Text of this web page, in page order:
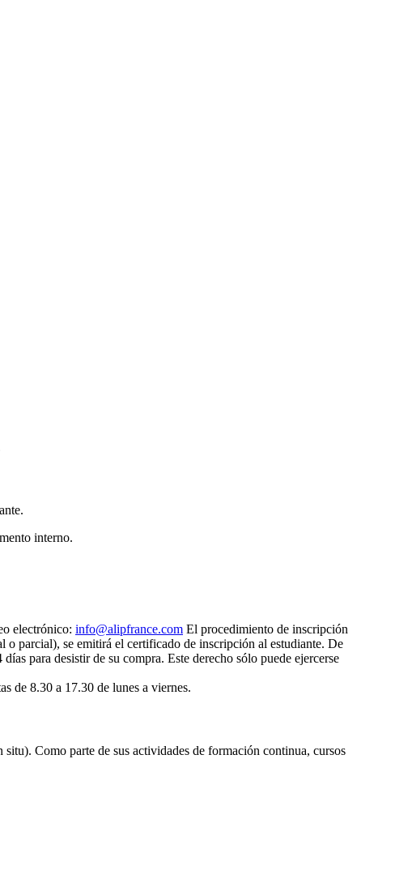
interno.
electrónico: info@alipfrance.com El procedimiento de inscripción
o parcial), se emitirá el certificado de inscripción al estudiante. De
para desistir de su compra. Este derecho sólo puede ejercerse
de 8.30 a 17.30 de lunes a viernes.
Como parte de sus actividades de formación continua, cursos